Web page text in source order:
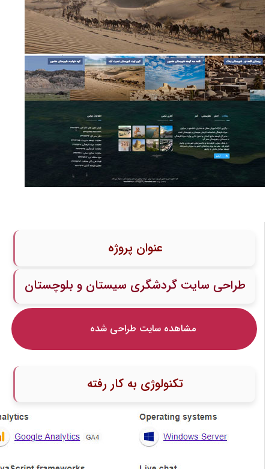
عنوان پروژه
طراحی سایت گردشگری سیستان و بلوچستان
مشاهده سایت طراحی شده
تکنولوژی به کار رفته